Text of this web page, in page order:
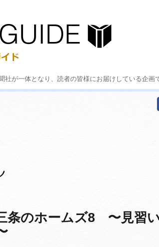
が一体となり、読者の皆様にお届けしている企画
条のホームズ8 〜見習